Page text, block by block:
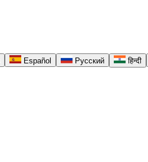
Español Русский हिन्दी